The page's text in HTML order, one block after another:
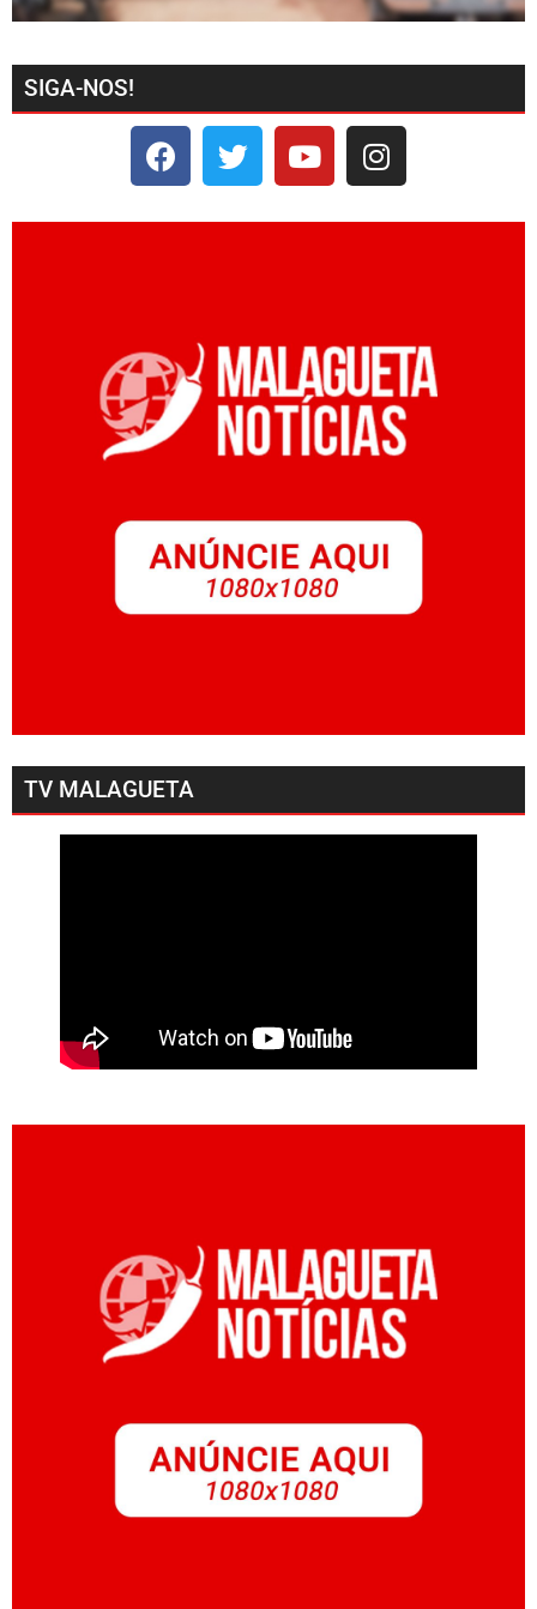
SIGA-NOS!
TV MALAGUETA